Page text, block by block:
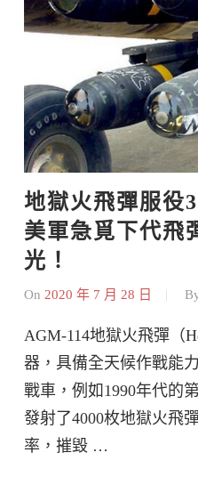
地獄火飛彈服役
美軍急覓下代飛
光！
On 2020 年 7 月 28 日
AGM-114地獄火飛彈（
器，具備全天候作戰能
戰車，例如1990年代的
發射了4000枚地獄火飛
率，摧毀 …